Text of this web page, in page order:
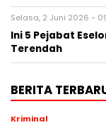
Selasa, 2 Juni 2026 -
Ini 5 Pejabat
Terendah
BERITA
Kriminal